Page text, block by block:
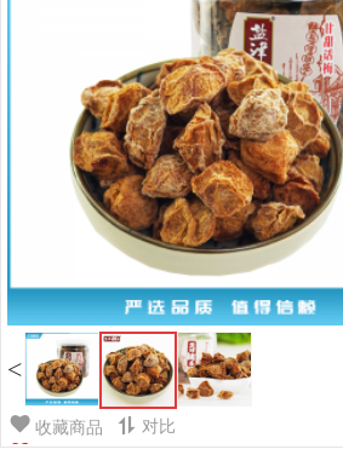
<
收藏商品 对比